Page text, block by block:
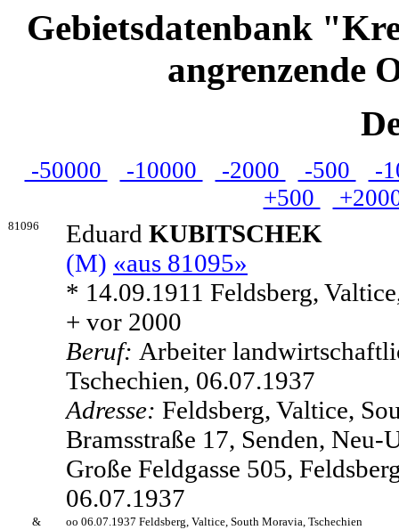
Gebietsdatenbank
angrenzende
-50000 -10000 -2000 -500
-
+500
81096 Eduard KUBITSCHEK
(M) «aus 81095»
* 14.09.1911 Feldsberg,
+ vor 2000
Beruf: Arbeiter
Tschechien, 06.07.1937
Adresse: Feldsberg, Valtice,
Bramsstraße 17, Senden,
Große Feldgasse 505,
06.07.1937
&
oo 06.07.1937 Feldsberg, Valtice, South Moravia, Tschechien